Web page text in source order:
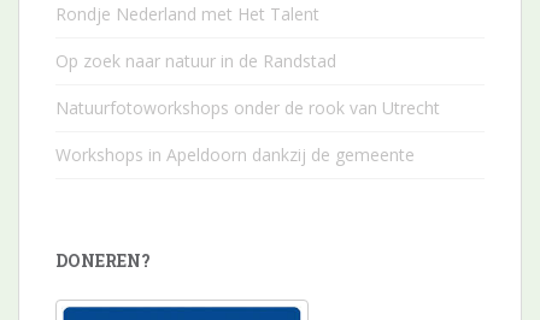
Rondje Nederland met Het Talent
Op zoek naar natuur in de Randstad
Natuurfotoworkshops onder de rook van Utrecht
Workshops in Apeldoorn dankzij de gemeente
DONEREN?